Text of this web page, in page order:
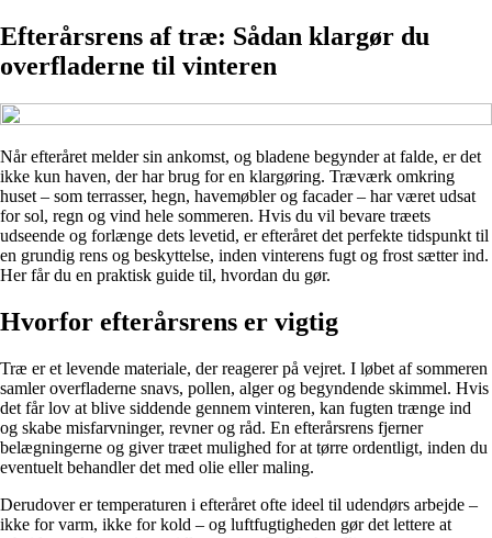
Efterårsrens af træ: Sådan klargør du
overfladerne til vinteren
Når efteråret melder sin ankomst, og bladene begynder at falde, er det
ikke kun haven, der har brug for en klargøring. Træværk omkring
huset – som terrasser, hegn, havemøbler og facader – har været udsat
for sol, regn og vind hele sommeren. Hvis du vil bevare træets
udseende og forlænge dets levetid, er efteråret det perfekte tidspunkt til
en grundig rens og beskyttelse, inden vinterens fugt og frost sætter ind.
Her får du en praktisk guide til, hvordan du gør.
Hvorfor efterårsrens er vigtig
Træ er et levende materiale, der reagerer på vejret. I løbet af sommeren
samler overfladerne snavs, pollen, alger og begyndende skimmel. Hvis
det får lov at blive siddende gennem vinteren, kan fugten trænge ind
og skabe misfarvninger, revner og råd. En efterårsrens fjerner
belægningerne og giver træet mulighed for at tørre ordentligt, inden du
eventuelt behandler det med olie eller maling.
Derudover er temperaturen i efteråret ofte ideel til udendørs arbejde –
ikke for varm, ikke for kold – og luftfugtigheden gør det lettere at